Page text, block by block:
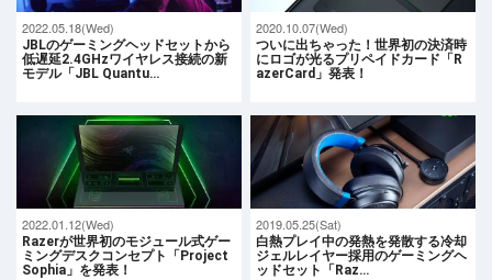
2022.05.18(Wed)
JBLのゲーミングヘッドセットから
低遅延2.4GHzワイヤレス接続の新
モデル「JBL Quantu…
2020.10.07(Wed)
ついに出ちゃった！世界初の決済時
にロゴが光るプリペイドカード「R
azerCard」発表！
2022.01.12(Wed)
Razerが世界初のモジュール式ゲー
ミングデスクコンセプト「Project
Sophia」を発表！
2019.05.25(Sat)
白熱プレイ中の発熱を発散する冷却
ジェルレイヤー採用のゲーミングヘ
ッドセット「Raz…